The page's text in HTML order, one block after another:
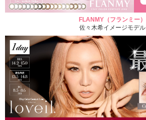
FLANMY（フランミー）
佐々木希イメージモデル